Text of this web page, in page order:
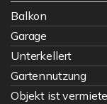
Balkon
Garage
Unterkellert
Gartennutzung
Objekt ist